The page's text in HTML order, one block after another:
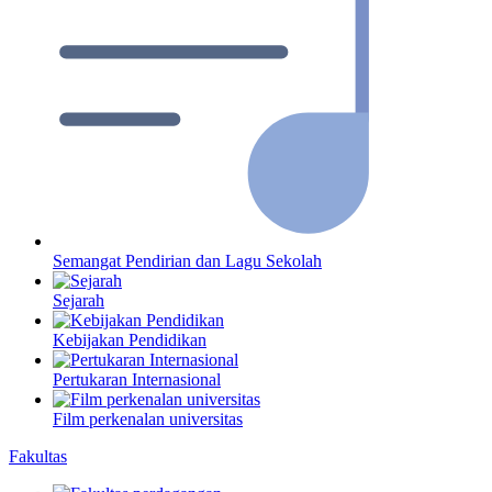
Semangat Pendirian dan Lagu Sekolah
Sejarah
Kebijakan Pendidikan
Pertukaran Internasional
Film perkenalan universitas
Fakultas